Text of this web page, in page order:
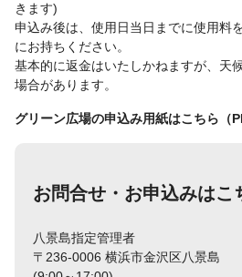
きます)
申込み後は、使用日当日までに使用料
にお持ちください。
基本的に返金はいたしかねますが、天
場合があります。
グリーン広場の申込み用紙はこちら（
お問合せ・お申込みはこ
八景島指定管理者
〒236-0006 横浜市金沢区八景島